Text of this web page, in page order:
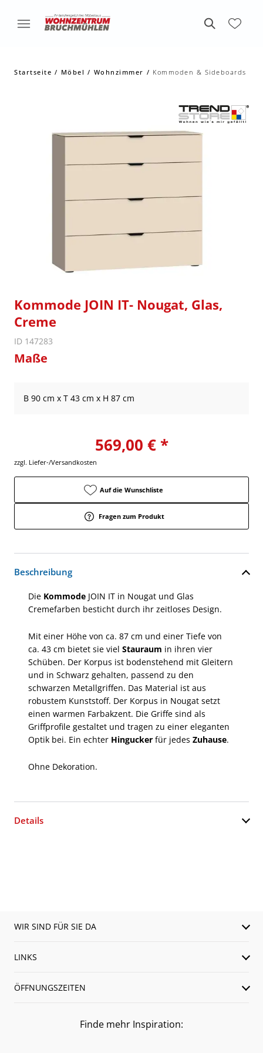
Startseite Möbel Wohnzimmer Kommoden & Sideboards
Kommode JOIN IT- Nougat, Glas,
Creme
ID 147283
Maße
B 90 cm x T 43 cm x H 87 cm
569,00 € *
zzgl. Liefer-/Versandkosten
Auf die Wunschliste
Fragen zum Produkt
Beschreibung
Die Kommode JOIN IT in Nougat und Glas
Cremefarben besticht durch ihr zeitloses Design.
Mit einer Höhe von ca. 87 cm und einer Tiefe von
ca. 43 cm bietet sie viel Stauraum in ihren vier
Schüben. Der Korpus ist bodenstehend mit Gleitern
und in Schwarz gehalten, passend zu den
schwarzen Metallgriffen. Das Material ist aus
robustem Kunststoff. Der Korpus in Nougat setzt
einen warmen Farbakzent. Die Griffe sind als
Griffprofile gestaltet und tragen zu einer eleganten
Optik bei. Ein echter Hingucker für jedes Zuhause.
Ohne Dekoration.
Details
WIR SIND FÜR SIE DA
LINKS
ÖFFNUNGSZEITEN
Finde mehr Inspiration: